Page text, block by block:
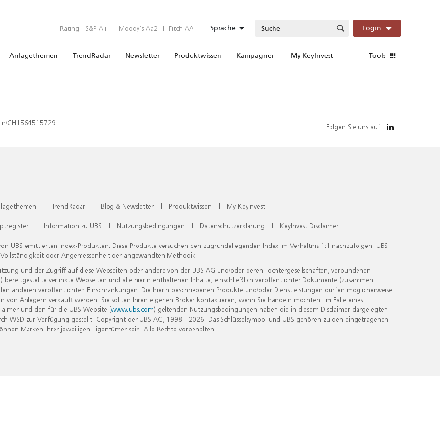
Rating: S&P A+ | Moody’s Aa2 | Fitch AA Sprache Login
Anlagethemen TrendRadar Newsletter Produktwissen Kampagnen My KeyInvest Tools
CH1564515729 Folgen Sie uns auf
| TrendRadar | Blog & Newsletter | Produktwissen | My KeyInvest
| Information zu UBS | Nutzungsbedingungen | Datenschutzerklärung | KeyInvest Disclaimer
UBS emittierten Index-Produkten. Diese Produkte versuchen den zugrundeliegenden Index im Verhältnis 1:1 nachzufolgen. UBS
oder Angemessenheit der angewandten Methodik.
und der Zugriff auf diese Webseiten oder andere von der UBS AG und/oder deren Tochtergesellschaften, verbundenen
verlinkte Webseiten und alle hierin enthaltenen Inhalte, einschließlich veröffentlichter Dokumente (zusammen
anderen veröffentlichten Einschränkungen. Die hierin beschriebenen Produkte und/oder Dienstleistungen dürfen möglicherweise
Anlegern verkauft werden. Sie sollten Ihren eigenen Broker kontaktieren, wenn Sie handeln möchten. Im Falle eines
und den für die UBS-Website (www.ubs.com) geltenden Nutzungsbedingungen haben die in diesem Disclaimer dargelegten
zur Verfügung gestellt. Copyright der UBS AG, 1998 - 2026. Das Schlüsselsymbol und UBS gehören zu den eingetragenen
Marken ihrer jeweiligen Eigentümer sein. Alle Rechte vorbehalten.